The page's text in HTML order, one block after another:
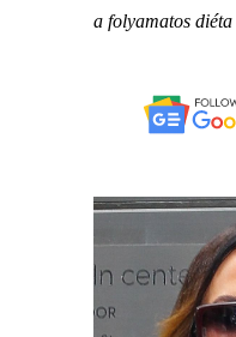
a folyamatos diéta